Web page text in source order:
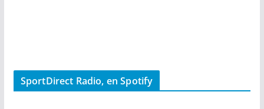
SportDirect Radio, en Spotify